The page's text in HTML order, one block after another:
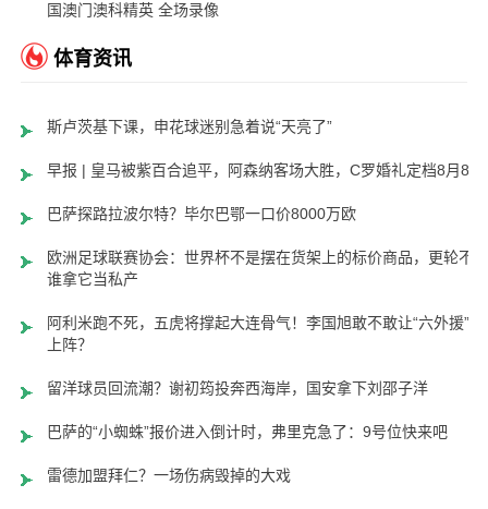
国澳门澳科精英 全场录像
体育资讯
斯卢茨基下课，申花球迷别急着说“天亮了”
早报 | 皇马被紫百合追平，阿森纳客场大胜，C罗婚礼定档8月8日
巴萨探路拉波尔特？毕尔巴鄂一口价8000万欧
欧洲足球联赛协会：世界杯不是摆在货架上的标价商品，更轮不到
谁拿它当私产
阿利米跑不死，五虎将撑起大连骨气！李国旭敢不敢让“六外援”齐
上阵？
留洋球员回流潮？谢初筠投奔西海岸，国安拿下刘邵子洋
巴萨的“小蜘蛛”报价进入倒计时，弗里克急了：9号位快来吧
雷德加盟拜仁？一场伤病毁掉的大戏